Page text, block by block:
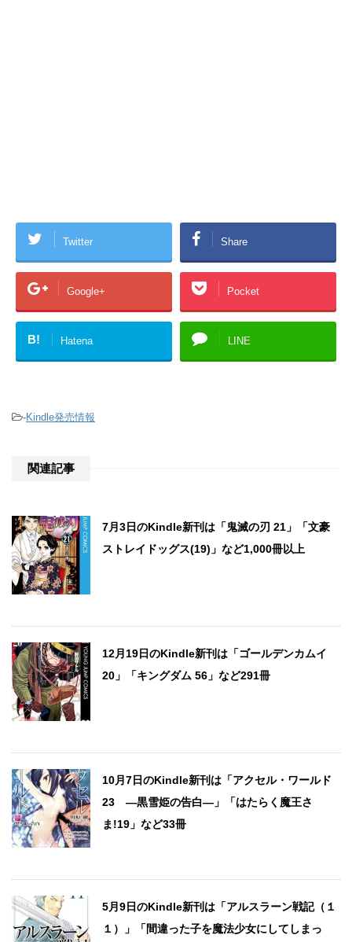
Twitter Share
Google+ Pocket
B! Hatena LINE
-Kindle発売情報
関連記事
7月3日のKindle新刊は「鬼滅の刃 21」「文豪
ストレイドッグス(19)」など1,000冊以上
12月19日のKindle新刊は「ゴールデンカムイ
20」「キングダム 56」など291冊
10月7日のKindle新刊は「アクセル・ワールド
23 ―黒雪姫の告白―」「はたらく魔王さ
ま!19」など33冊
5月9日のKindle新刊は「アルスラーン戦記（１
１）」「間違った子を魔法少女にしてしまっ